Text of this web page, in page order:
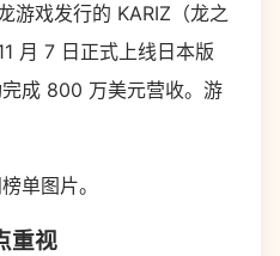
游戏发行的 KARIZ（龙之
月 7 日正式上线日本版
成 800 万美元营收。游
单图片。
重视